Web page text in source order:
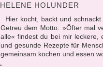
HELENE HOLUNDER
Hier kocht, backt und schnackt
Getreu dem Motto: »Öfter mal
alle« findest du bei mir leckere,
und gesunde Rezepte für
gemeinsam kochen und essen